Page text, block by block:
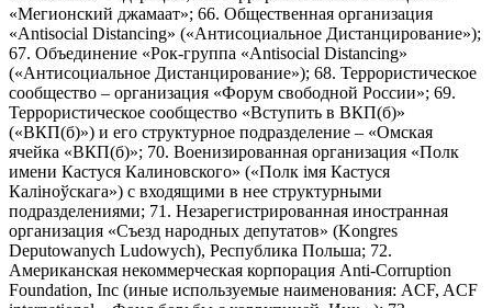
«Мегионский джамаат»; 66. Общественная организация
«Antisocial Distancing» («Антисоциальное Дистанцирование»);
67. Объединение «Рок-группа «Antisocial Distancing»
(«Антисоциальное Дистанцирование»); 68. Террористическое
сообщество – организация «Форум свободной России»; 69.
Террористическое сообщество «Вступить в ВКП(б)»
(«ВКП(б)») и его структурное подразделение – «Омская
ячейка «ВКП(б)»; 70. Военизированная организация «Полк
имени Кастуся Калиновского» («Полк iмя Кастуся
Калiноўскага») с входящими в нее структурными
подразделениями; 71. Незарегистрированная иностранная
организация «Съезд народных депутатов» (Kongres
Deputowanych Ludowych), Республика Польша; 72.
Американская некоммерческая корпорация Anti-Corruption
Foundation, Inc (иные используемые наименования: ACF, ACF